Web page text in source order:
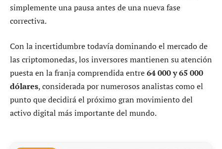
simplemente una pausa antes de una nueva fase
correctiva.
Con la incertidumbre todavía dominando el mercado de
las criptomonedas, los inversores mantienen su atención
puesta en la franja comprendida entre64 000 y 65 000
dólares, considerada por numerosos analistas como el
punto que decidirá el próximo gran movimiento del
activo digital más importante del mundo.